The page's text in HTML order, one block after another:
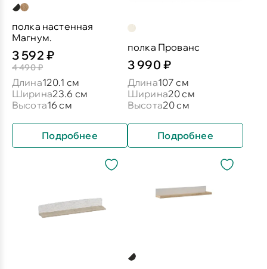
полка настенная
Магнум.
3 592 ₽
4 490 ₽
Длина120.1 см
Ширина23.6 см
Высота16 см
Подробнее
полка Прованс
3 990 ₽
Длина107 см
Ширина20 см
Высота20 см
Подробнее